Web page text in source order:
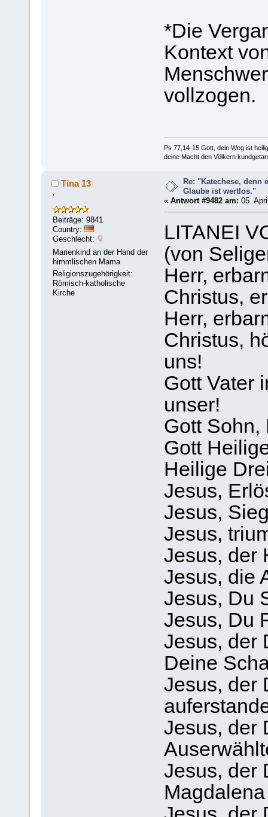
*Die
Kontext
vollzogen.
Ps 77,14-15 Gott, dein Weg ist
deine Macht den Völkern
Tina 13
'
Beiträge: 9841
Country:
Geschlecht:
Marienkind an der Hand der
himmlischen Mama
Religionszugehörigkeit:
Römisch-katholische
Kirche
Re: "Katechese, denn
Glaube ist wertlos."
« Antwort #9482 am: 05.
LITANEI
(von
Herr,
Christus,
Herr,
Christus,
uns!
Gott Vater
unser!
Gott Sohn,
Gott
Heilige
Jesus,
Jesus,
Jesus,
Jesus, der
Jesus, die
Jesus, Du
Jesus, Du
Jesus, der
Deine
Jesus, der
Jesus, der
Jesus, der